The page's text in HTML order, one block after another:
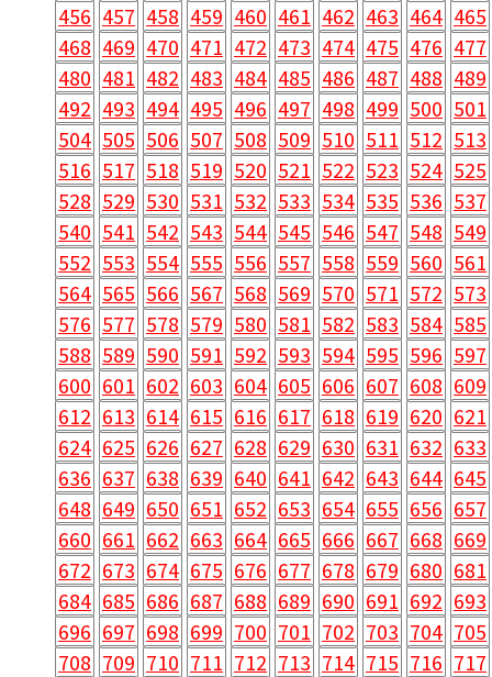
456 457 458 459 460 461 462 463 464 465
468 469 470 471 472 473 474 475 476 477
480 481 482 483 484 485 486 487 488 489
492 493 494 495 496 497 498 499 500 501
504 505 506 507 508 509 510 511 512 513
516 517 518 519 520 521 522 523 524 525
528 529 530 531 532 533 534 535 536 537
540 541 542 543 544 545 546 547 548 549
552 553 554 555 556 557 558 559 560 561
564 565 566 567 568 569 570 571 572 573
576 577 578 579 580 581 582 583 584 585
588 589 590 591 592 593 594 595 596 597
600 601 602 603 604 605 606 607 608 609
612 613 614 615 616 617 618 619 620 621
624 625 626 627 628 629 630 631 632 633
636 637 638 639 640 641 642 643 644 645
648 649 650 651 652 653 654 655 656 657
660 661 662 663 664 665 666 667 668 669
672 673 674 675 676 677 678 679 680 681
684 685 686 687 688 689 690 691 692 693
696 697 698 699 700 701 702 703 704 705
708 709 710 711 712 713 714 715 716 717